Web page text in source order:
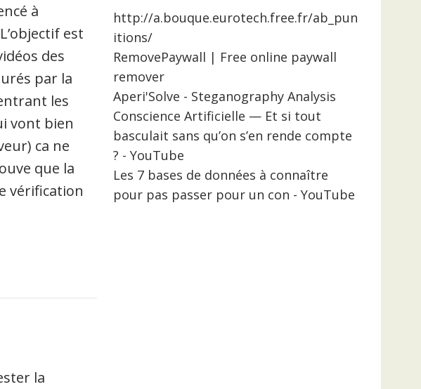
à
est
des
par la
les
vont bien
ca ne
que la
vérification
la
http://a.bouque.eurotech.free.fr/ab_pun
itions/
RemovePaywall | Free online paywall
remover
Aperi'Solve - Steganography Analysis
Conscience Artificielle — Et si tout
basculait sans qu’on s’en rende compte
? - YouTube
Les 7 bases de données à connaître
pour pas passer pour un con - YouTube